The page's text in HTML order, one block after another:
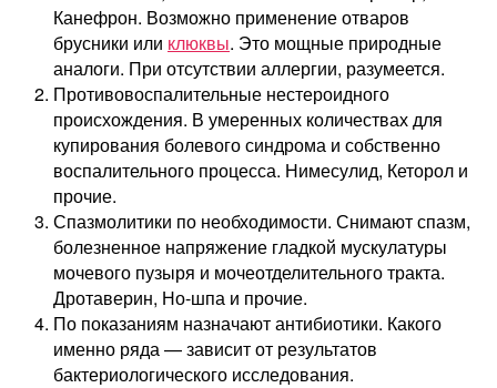
Канефрон. Возможно применение отваров
брусники или клюквы. Это мощные природные
аналоги. При отсутствии аллергии, разумеется.
Противовоспалительные нестероидного
происхождения. В умеренных количествах для
купирования болевого синдрома и собственно
воспалительного процесса. Нимесулид, Кеторол и
прочие.
Спазмолитики по необходимости. Снимают спазм,
болезненное напряжение гладкой мускулатуры
мочевого пузыря и мочеотделительного тракта.
Дротаверин, Но-шпа и прочие.
По показаниям назначают антибиотики. Какого
именно ряда — зависит от результатов
бактериологического исследования.